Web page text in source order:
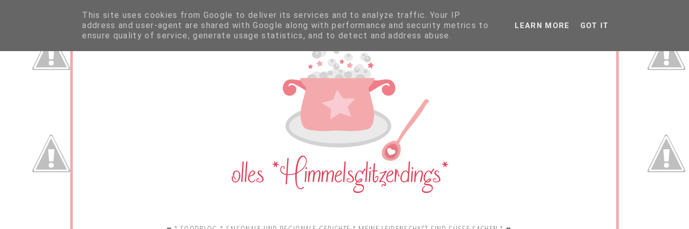
This site uses cookies from Google to deliver its services and to analyze traffic. Your IP
address and user-agent are shared with Google along with performance and security metrics to
ensure quality of service, generate usage statistics, and to detect and address abuse.
LEARN MORE GOT IT